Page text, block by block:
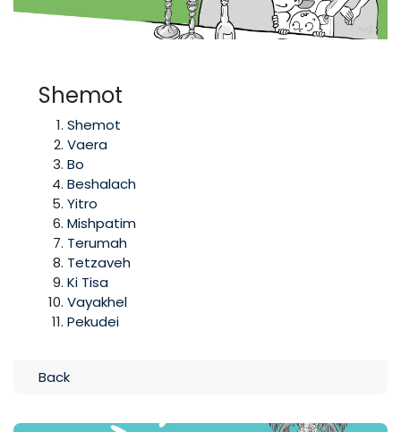
Shemot
Shemot
Vaera
Bo
Beshalach
Yitro
Mishpatim
Terumah
Tetzaveh
Ki Tisa
Vayakhel
Pekudei
Back